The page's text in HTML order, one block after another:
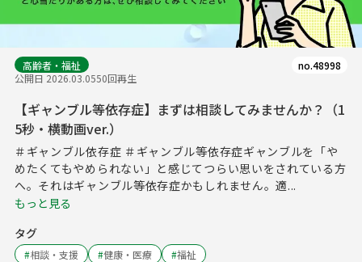
高齢者・福祉
公開日 2026.03.0550回再生
no.48998
【ギャンブル等依存症】まずは相談してみませんか？（1
5秒・横動画ver.）
＃ギャンブル依存症 ＃ギャンブル等依存症ギャンブルを「や
めたくてもやめられない」と感じてつらい思いをされている方
へ。それはギャンブル等依存症かもしれません。適...
もっと見る
タグ
#相談・支援 #健康・医療 #福祉